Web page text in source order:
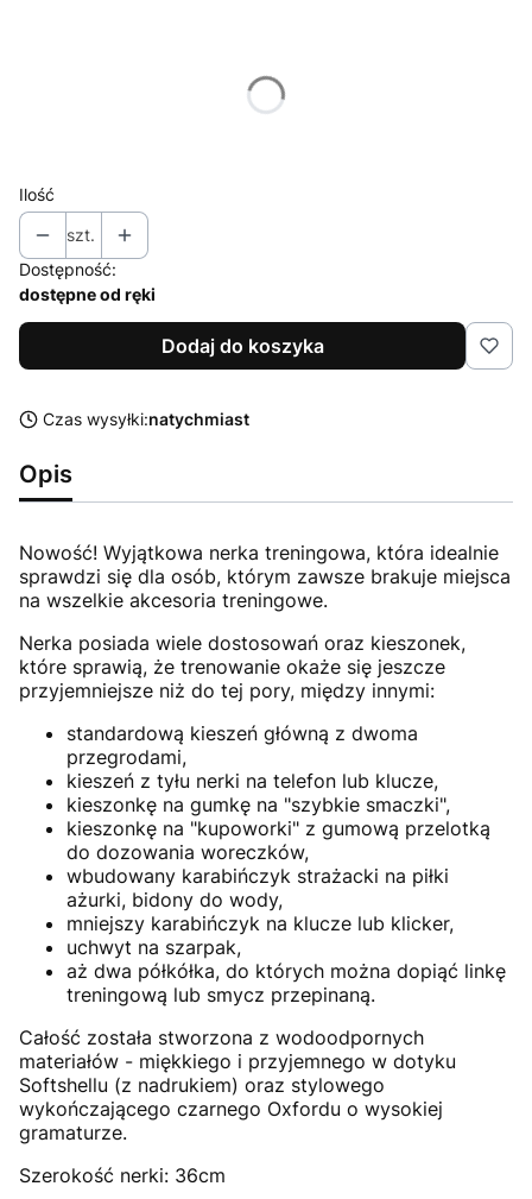
Poszczególne warianty mogą różnić się ceną
Ilość
szt.
Dostępność:
dostępne od ręki
Dodaj do koszyka
Czas wysyłki:natychmiast
Opis
Nowość! Wyjątkowa nerka treningowa, która idealnie
sprawdzi się dla osób, którym zawsze brakuje miejsca
na wszelkie akcesoria treningowe.
Nerka posiada wiele dostosowań oraz kieszonek,
które sprawią, że trenowanie okaże się jeszcze
przyjemniejsze niż do tej pory, między innymi:
standardową kieszeń główną z dwoma
przegrodami,
kieszeń z tyłu nerki na telefon lub klucze,
kieszonkę na gumkę na "szybkie smaczki",
kieszonkę na "kupoworki" z gumową przelotką
do dozowania woreczków,
wbudowany karabińczyk strażacki na piłki
ażurki, bidony do wody,
mniejszy karabińczyk na klucze lub klicker,
uchwyt na szarpak,
aż dwa półkółka, do których można dopiąć linkę
treningową lub smycz przepinaną.
Całość została stworzona z wodoodpornych
materiałów - miękkiego i przyjemnego w dotyku
Softshellu (z nadrukiem) oraz stylowego
wykończającego czarnego Oxfordu o wysokiej
gramaturze.
Szerokość nerki: 36cm